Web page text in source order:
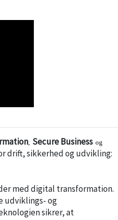
Secure Business og
drift, sikkerhed og udvikling:
med digital transformation.
udviklings- og
sikrer, at